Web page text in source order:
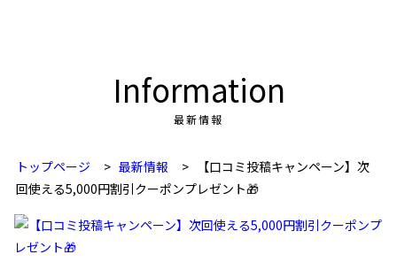
最新情報
Information
トップページ > 最新情報 >
【口コミ投稿キャンペーン】次
回使える5,000円割引クーポンプレゼント🎁